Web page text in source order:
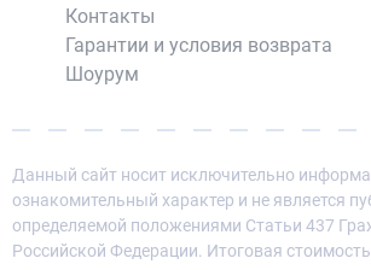
Контакты
Гарантии и условия возврата
Шоурум
Данный сайт носит исключительно
ознакомительный характер и не является
определяемой положениями Статьи 437
Российской Федерации. Итоговая